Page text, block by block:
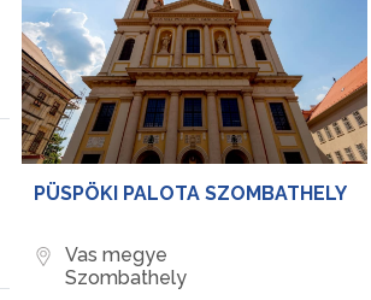
PÜSPÖKI PALOTA SZOMBATHELY
Vas megye
Szombathely